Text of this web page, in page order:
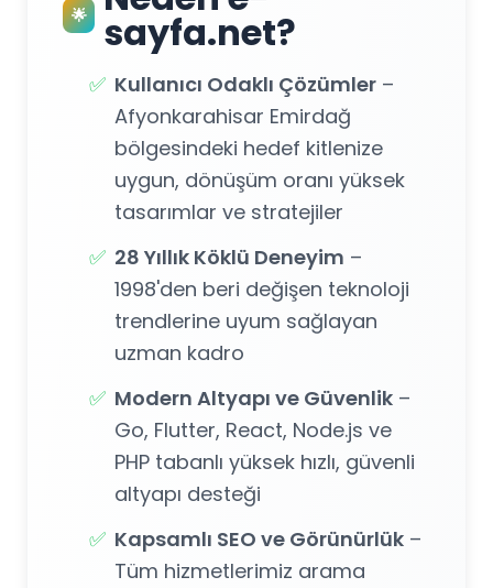
🌟 sayfa.net?
✅ Kullanıcı Odaklı Çözümler –
Afyonkarahisar Emirdağ
bölgesindeki hedef kitlenize
uygun, dönüşüm oranı yüksek
tasarımlar ve stratejiler
✅ 28 Yıllık Köklü Deneyim –
1998'den beri değişen teknoloji
trendlerine uyum sağlayan
uzman kadro
✅ Modern Altyapı ve Güvenlik –
Go, Flutter, React, Node.js ve
PHP tabanlı yüksek hızlı, güvenli
altyapı desteği
✅ Kapsamlı SEO ve Görünürlük –
Tüm hizmetlerimiz arama